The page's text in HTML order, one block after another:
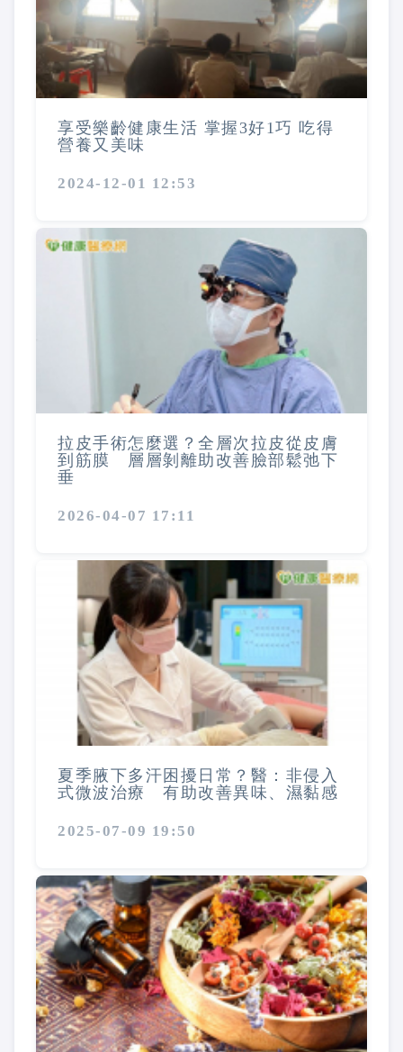
享受樂齡健康生活 掌握3好1巧 吃得
營養又美味
2024-12-01 12:53
拉皮手術怎麼選？全層次拉皮從皮膚
到筋膜 層層剝離助改善臉部鬆弛下
垂
2026-04-07 17:11
夏季腋下多汗困擾日常？醫：非侵入
式微波治療 有助改善異味、濕黏感
2025-07-09 19:50